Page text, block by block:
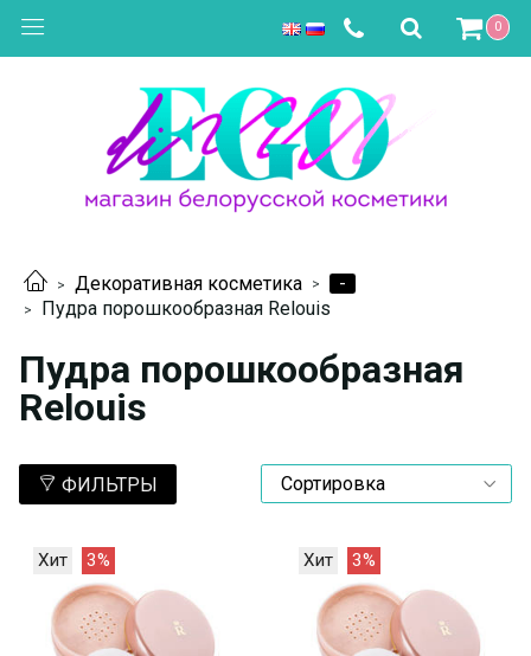
0
Декоративная косметика
-
Пудра порошкообразная Relouis
Пудра порошкообразная
Relouis
ФИЛЬТРЫ
Хит 3% Хит 3%